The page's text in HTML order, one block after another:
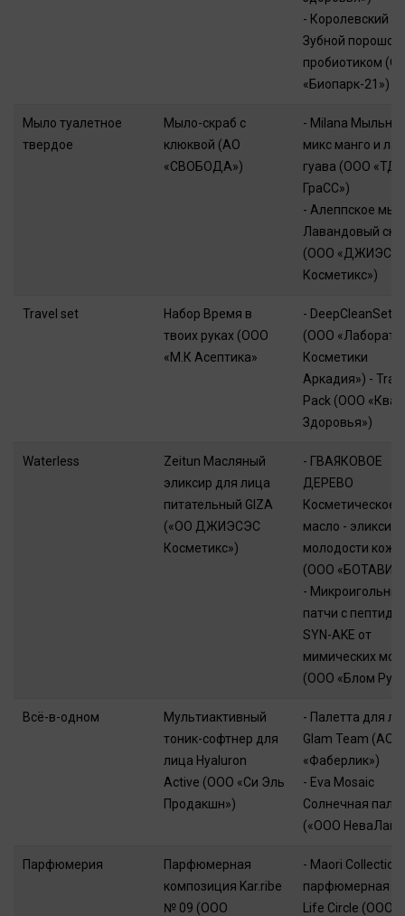
- Королевский
Зубной порошок
пробиотиком
«Биопарк-21»)
Мыло туалетное
твердое
Мыло-скраб с
клюквой (АО
«СВОБОДА»)
- Milana
микс манго и
гуава (ООО «ТД
ГраСС»)
- Алеппское
Лавандовый
(ООО
Косметикс»)
Travel set
Набор Время в
твоих руках (ООО
«М.К Асептика»
- DeepCleanSet
(ООО
Косметики
Аркадия») -
Pack (ООО
Здоровья»)
Waterless
Zeitun Масляный
эликсир для лица
питательный GIZA
(«ОО ДЖИЭСЭС
Косметикс»)
- ГВАЯКОВОЕ
ДЕРЕВО
Косметическое
масло - эликсир
молодости кожи
(ООО
-
патчи с
SYN-AKE от
мимических
(ООО «Блом
Всё-в-одном
Мультиактивный
тоник-софтнер для
лица Hyaluron
Active (ООО «Си Эль
Продакшн»)
- Палетта для
Glam Team (АО
«Фаберлик»)
- Eva Mosaic
Солнечная
(«ООО
Парфюмерия
Парфюмерная
композиция Kar.ribe
№ 09 (ООО
- Maori Collection
парфюмерная
Life Circle (ООО